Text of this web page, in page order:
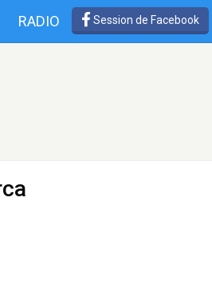
RADIO Session de Facebook